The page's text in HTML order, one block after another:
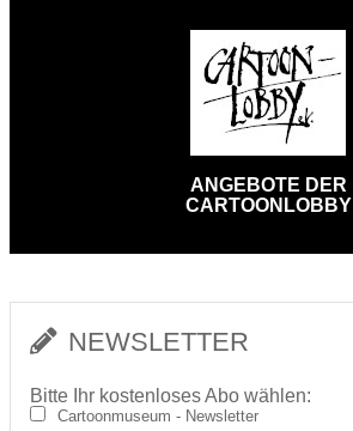
ANGEBOTE DER
CARTOONLOBBY
NEWSLETTER
Bitte Ihr kostenloses Abo wählen:
Cartoonmuseum - Newsletter